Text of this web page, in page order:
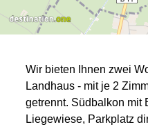
Wir bieten Ihnen zwei
Landhaus - mit je 2
getrennt. Südbalkon mit
Liegewiese, Parkplatz